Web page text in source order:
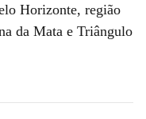
Horizonte, região
da Mata e Triângulo